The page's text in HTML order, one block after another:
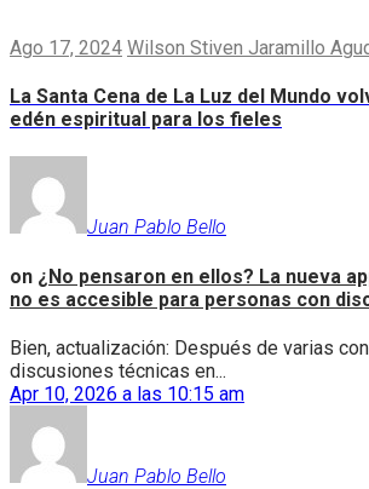
Ago 17, 2024 Wilson Stiven Jaramillo
La Santa Cena de La Luz del Mundo
edén espiritual para los fieles
Juan Pablo Bello
on ¿No pensaron en ellos? La nueva
no es accesible para personas con
Bien, actualización: Después de varias
discusiones técnicas en...
Apr 10, 2026 a las 10:15 am
Juan Pablo Bello